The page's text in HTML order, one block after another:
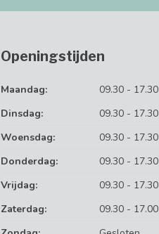
Openingstijden
Maandag:
09.30 - 17.30
Dinsdag:
09.30 - 17.30
Woensdag:
09.30 - 17.30
Donderdag:
09.30 - 17.30
Vrijdag:
09.30 - 17.30
Zaterdag:
09.30 - 17.00